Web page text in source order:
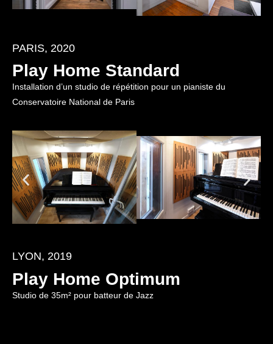
PARIS, 2020
Play Home Standard
Installation d’un studio de répétition pour un pianiste du
Conservatoire National de Paris
LYON, 2019
Play Home Optimum
Studio de 35m² pour batteur de Jazz